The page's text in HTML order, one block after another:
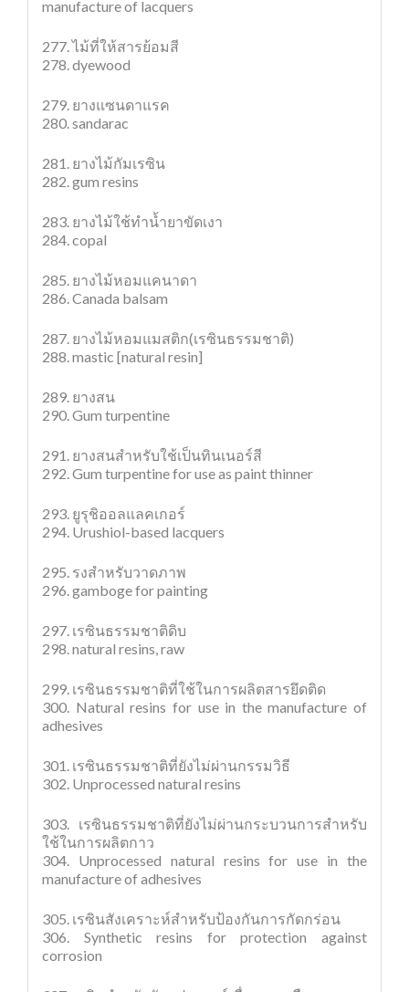
manufacture of lacquers
277. ไม้ที่ให้สารย้อมสี
278. dyewood
279. ยางแซนดาแรค
280. sandarac
281. ยางไม้กัมเรซิน
282. gum resins
283. ยางไม้ใช้ทำน้ำยาขัดเงา
284. copal
285. ยางไม้หอมแคนาดา
286. Canada balsam
287. ยางไม้หอมแมสติก(เรซินธรรมชาติ)
288. mastic [natural resin]
289. ยางสน
290. Gum turpentine
291. ยางสนสำหรับใช้เป็นทินเนอร์สี
292. Gum turpentine for use as paint thinner
293. ยูรุชิออลแลคเกอร์
294. Urushiol-based lacquers
295. รงสำหรับวาดภาพ
296. gamboge for painting
297. เรซินธรรมชาติดิบ
298. natural resins, raw
299. เรซินธรรมชาติที่ใช้ในการผลิตสารยึดติด
300. Natural resins for use in the manufacture of
adhesives
301. เรซินธรรมชาติที่ยังไม่ผ่านกรรมวิธี
302. Unprocessed natural resins
303. เรซินธรรมชาติที่ยังไม่ผ่านกระบวนการสำหรับ
ใช้ในการผลิตกาว
304. Unprocessed natural resins for use in the
manufacture of adhesives
305. เรซินสังเคราะห์สำหรับป้องกันการกัดกร่อน
306. Synthetic resins for protection against
corrosion